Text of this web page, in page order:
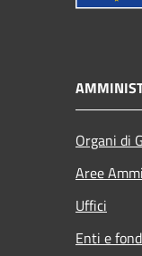
Organi di
Aree
Uffici
Enti e